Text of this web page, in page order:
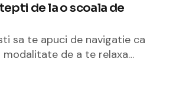
de la o scoala de
sa te apuci de navigatie ca
modalitate de a te relaxa…